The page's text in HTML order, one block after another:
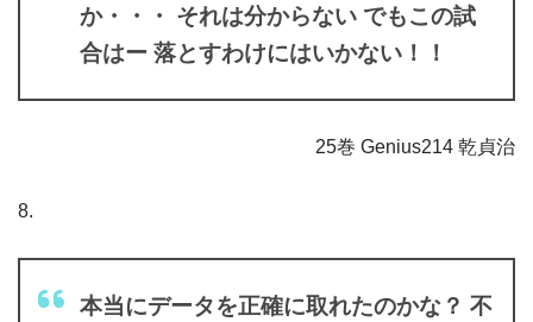
か・・・ それは分からない でもこの試
合はー 落とすわけにはいかない！！
25巻 Genius214 乾貞治
8.
本当にデータを正確に取れたのかな？ 不